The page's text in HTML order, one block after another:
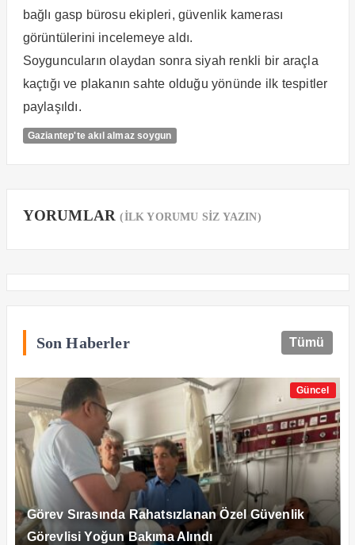
bağlı gasp bürosu ekipleri, güvenlik kamerası
görüntülerini incelemeye aldı.
Soyguncuların olaydan sonra siyah renkli bir araçla
kaçtığı ve plakanın sahte olduğu yönünde ilk tespitler
paylaşıldı.
Gaziantep'te akıl almaz soygun
YORUMLAR(İLK YORUMU SİZ YAZIN)
Son Haberler Tümü
Güncel
Görev Sırasında Rahatsızlanan Özel Güvenlik
Görevlisi Yoğun Bakıma Alındı